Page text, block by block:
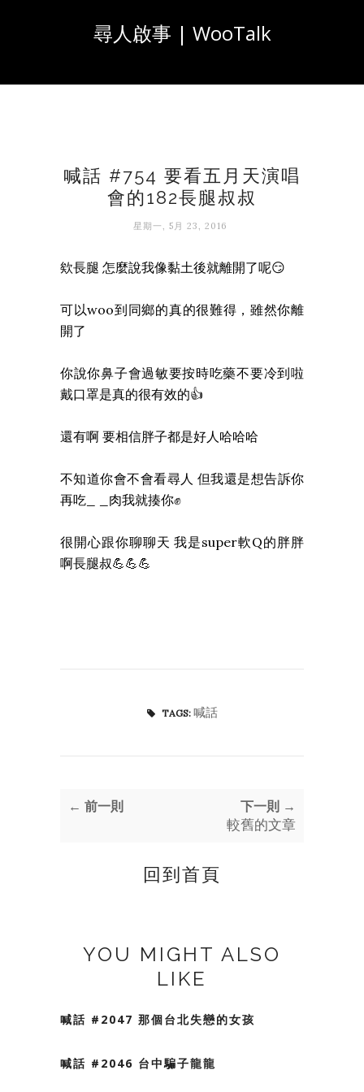
尋人啟事 | WooTalk
喊話 #754 要看五月天演唱
會的182長腿叔叔
星期一, 5月 23, 2016
欸長腿 怎麼說我像黏土後就離開了呢😏
可以woo到同鄉的真的很難得，雖然你離
開了
你說你鼻子會過敏要按時吃藥不要冷到啦
戴口罩是真的很有效的👍
還有啊 要相信胖子都是好人哈哈哈
不知道你會不會看尋人 但我還是想告訴你
再吃_ _肉我就揍你✊
很開心跟你聊聊天 我是super軟Q的胖胖
啊長腿叔💪💪💪
TAGS: 喊話
← 前一則 下一則 →
較舊的文章
回到首頁
YOU MIGHT ALSO
LIKE
喊話 #2047 那個台北失戀的女孩
喊話 #2046 台中騙子龍龍